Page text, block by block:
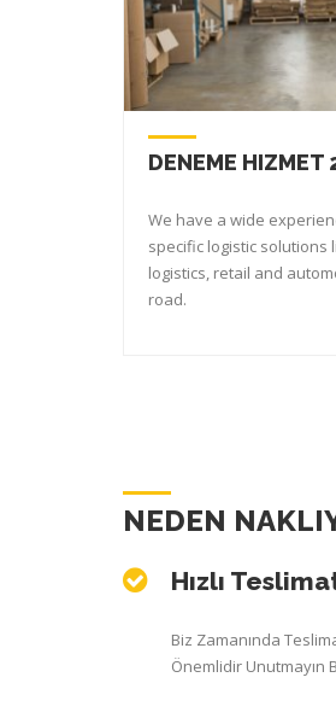
DENEME HIZMET
We have a wide
specific logistic solutions
logistics, retail and
road.
NEDEN
Hızlı
Biz Zamanında
Önemlidir Unutmayın